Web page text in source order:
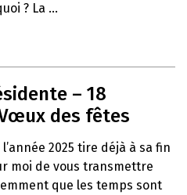
? La ...
– 18
des fêtes
2025 tire déjà à sa fin
moi de vous transmettre
que les temps sont